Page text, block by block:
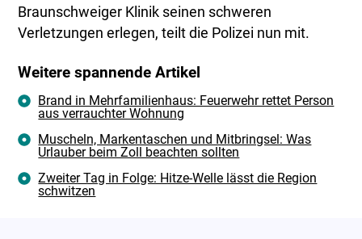
Braunschweiger Klinik seinen schweren
Verletzungen erlegen, teilt die Polizei nun mit.
Weitere spannende Artikel
Brand in Mehrfamilienhaus: Feuerwehr rettet Person
aus verrauchter Wohnung
Muscheln, Markentaschen und Mitbringsel: Was
Urlauber beim Zoll beachten sollten
Zweiter Tag in Folge: Hitze-Welle lässt die Region
schwitzen